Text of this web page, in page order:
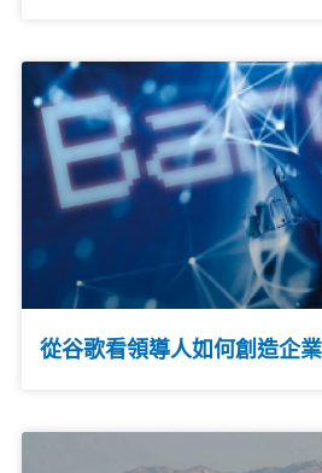
從谷歌看領導人如何創造企